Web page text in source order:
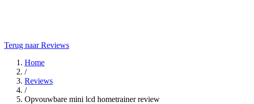
Terug naar Reviews
Home
/
Reviews
/
Opvouwbare mini lcd hometrainer review